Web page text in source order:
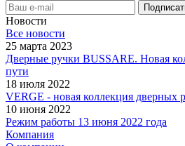
Новости
Все новости
25 марта 2023
Дверные ручки BUSSARE. Новая
пути
18 июля 2022
VERGE - новая коллекция дверных
10 июня 2022
Режим работы 13 июня 2022 года
Компания